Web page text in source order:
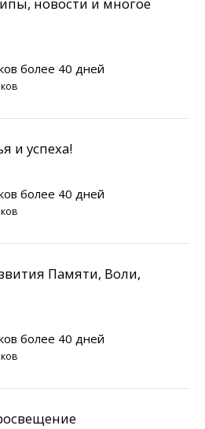
более 40 дней
и успеха!
более 40 дней
Памяти, Воли,
более 40 дней